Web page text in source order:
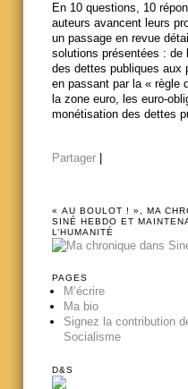
En 10 questions, 10
auteurs avancent leurs
un passage en revue
solutions présentées : de
des dettes publiques aux
en passant par la « règle
la zone euro, les euro-
monétisation des dettes
Partager
« AU BOULOT ! », MA
SINÉ HEBDO ET
L’HUMANITÉ
PAGES
M’écrire
Ma bio
Signez la contribution
Socialisme
D&S